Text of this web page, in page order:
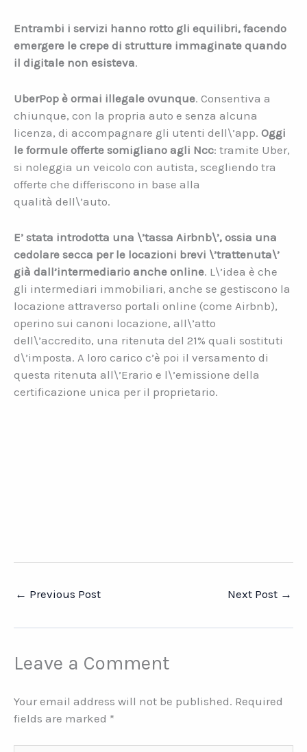
Entrambi i servizi hanno rotto gli equilibri, facendo
emergere le crepe di strutture immaginate quando
il digitale non esisteva.
UberPop è ormai illegale ovunque. Consentiva a
chiunque, con la propria auto e senza alcuna
licenza, di accompagnare gli utenti dell\’app. Oggi
le formule offerte somigliano agli Ncc: tramite Uber,
si noleggia un veicolo con autista, scegliendo tra
offerte che differiscono in base alla
qualità dell\’auto.
E’ stata introdotta una \’tassa Airbnb\’, ossia una
cedolare secca per le locazioni brevi \’trattenuta\’
già dall’intermediario anche online. L\’idea è che
gli intermediari immobiliari, anche se gestiscono la
locazione attraverso portali online (come Airbnb),
operino sui canoni locazione, all\’atto
dell\’accredito, una ritenuta del 21% quali sostituti
d\’imposta. A loro carico c’è poi il versamento di
questa ritenuta all\’Erario e l\’emissione della
certificazione unica per il proprietario.
← Previous Post Next Post →
Leave a Comment
Your email address will not be published. Required
fields are marked *